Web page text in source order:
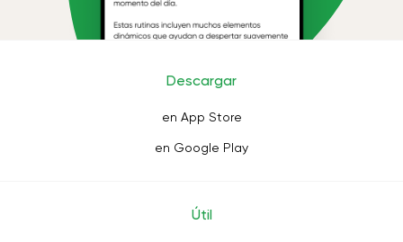
Descargar
en App Store
en Google Play
Útil